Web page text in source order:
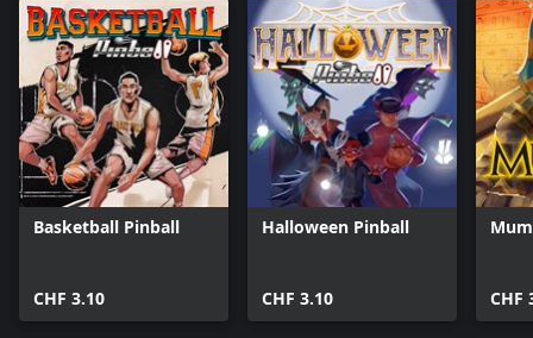
Basketball Pinball
CHF 3.10
Halloween Pinball
CHF 3.10 CHF